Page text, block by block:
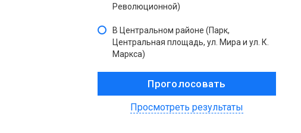
Революционной)
В Центральном районе (Парк,
Центральная площадь, ул. Мира и ул. К.
Маркса)
Просмотреть результаты